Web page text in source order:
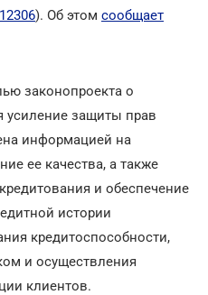
). Об этом сообщает
законопроекта о
усиление защиты прав
информацией на
ее качества, а также
и обеспечение
истории
кредитоспособности,
и осуществления
клиентов.